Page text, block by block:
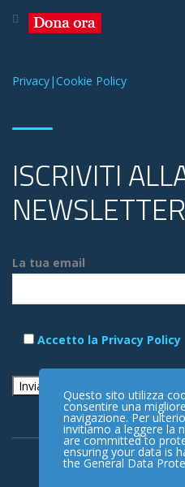
Privacy|Cookie Policy
ISCRIVITI
La tua email
Accetto la Privacy Policy
Questo sito utilizza
consentire una
navigazione. Per
invitiamo a leggere la
are committed to
ensuring your data is
the General Data